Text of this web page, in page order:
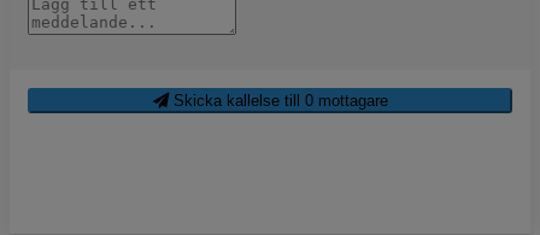
Skicka kallelse till 0mottagare